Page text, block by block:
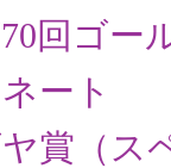
回ゴー
ート
賞（ス